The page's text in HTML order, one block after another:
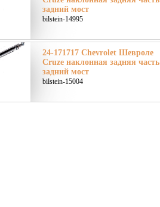
задний мост
bilstein-14995
24-171717 Chevrolet Шевроле
Cruze наклонная задняя часть
задний мост
bilstein-15004